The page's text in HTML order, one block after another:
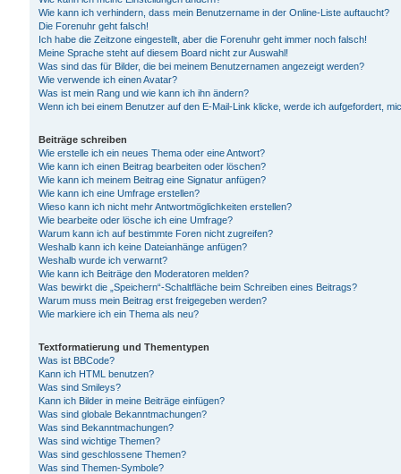
Wie kann ich verhindern, dass mein Benutzername in der Online-Liste auftaucht?
Die Forenuhr geht falsch!
Ich habe die Zeitzone eingestellt, aber die Forenuhr geht immer noch falsch!
Meine Sprache steht auf diesem Board nicht zur Auswahl!
Was sind das für Bilder, die bei meinem Benutzernamen angezeigt werden?
Wie verwende ich einen Avatar?
Was ist mein Rang und wie kann ich ihn ändern?
Wenn ich bei einem Benutzer auf den E-Mail-Link klicke, werde ich aufgefordert,
Beiträge schreiben
Wie erstelle ich ein neues Thema oder eine Antwort?
Wie kann ich einen Beitrag bearbeiten oder löschen?
Wie kann ich meinem Beitrag eine Signatur anfügen?
Wie kann ich eine Umfrage erstellen?
Wieso kann ich nicht mehr Antwortmöglichkeiten erstellen?
Wie bearbeite oder lösche ich eine Umfrage?
Warum kann ich auf bestimmte Foren nicht zugreifen?
Weshalb kann ich keine Dateianhänge anfügen?
Weshalb wurde ich verwarnt?
Wie kann ich Beiträge den Moderatoren melden?
Was bewirkt die „Speichern“-Schaltfläche beim Schreiben eines Beitrags?
Warum muss mein Beitrag erst freigegeben werden?
Wie markiere ich ein Thema als neu?
Textformatierung und Thementypen
Was ist BBCode?
Kann ich HTML benutzen?
Was sind Smileys?
Kann ich Bilder in meine Beiträge einfügen?
Was sind globale Bekanntmachungen?
Was sind Bekanntmachungen?
Was sind wichtige Themen?
Was sind geschlossene Themen?
Was sind Themen-Symbole?